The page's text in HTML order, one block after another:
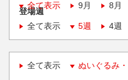
全て表示
9月 8月
登場週
全て表示
5週 4週
全て表示 ぬいぐるみ